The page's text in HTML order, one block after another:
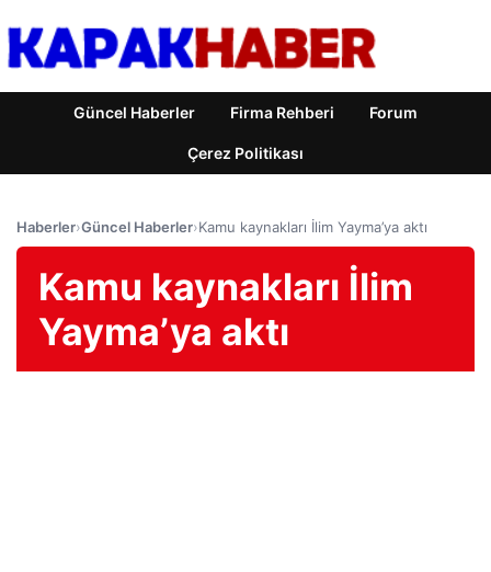
Güncel Haberler Firma Rehberi Forum
Çerez Politikası
Haberler›Güncel Haberler›Kamu kaynakları İlim Yayma’ya aktı
Kamu kaynakları İlim
Yayma’ya aktı